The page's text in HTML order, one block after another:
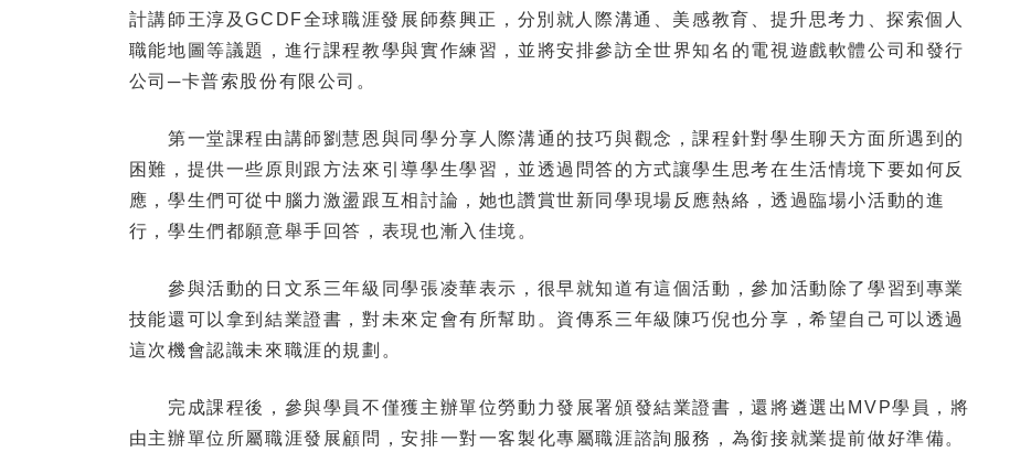
計講師王淳及GCDF全球職涯發展師蔡興正，分別就人際溝通、美感教育、提升思考力、探索個人
職能地圖等議題，進行課程教學與實作練習，並將安排參訪全世界知名的電視遊戲軟體公司和發行
公司─卡普索股份有限公司。
第一堂課程由講師劉慧恩與同學分享人際溝通的技巧與觀念，課程針對學生聊天方面所遇到的
困難，提供一些原則跟方法來引導學生學習，並透過問答的方式讓學生思考在生活情境下要如何反
應，學生們可從中腦力激盪跟互相討論，她也讚賞世新同學現場反應熱絡，透過臨場小活動的進
行，學生們都願意舉手回答，表現也漸入佳境。
參與活動的日文系三年級同學張凌華表示，很早就知道有這個活動，參加活動除了學習到專業
技能還可以拿到結業證書，對未來定會有所幫助。資傳系三年級陳巧倪也分享，希望自己可以透過
這次機會認識未來職涯的規劃。
完成課程後，參與學員不僅獲主辦單位勞動力發展署頒發結業證書，還將遴選出MVP學員，將
由主辦單位所屬職涯發展顧問，安排一對一客製化專屬職涯諮詢服務，為銜接就業提前做好準備。